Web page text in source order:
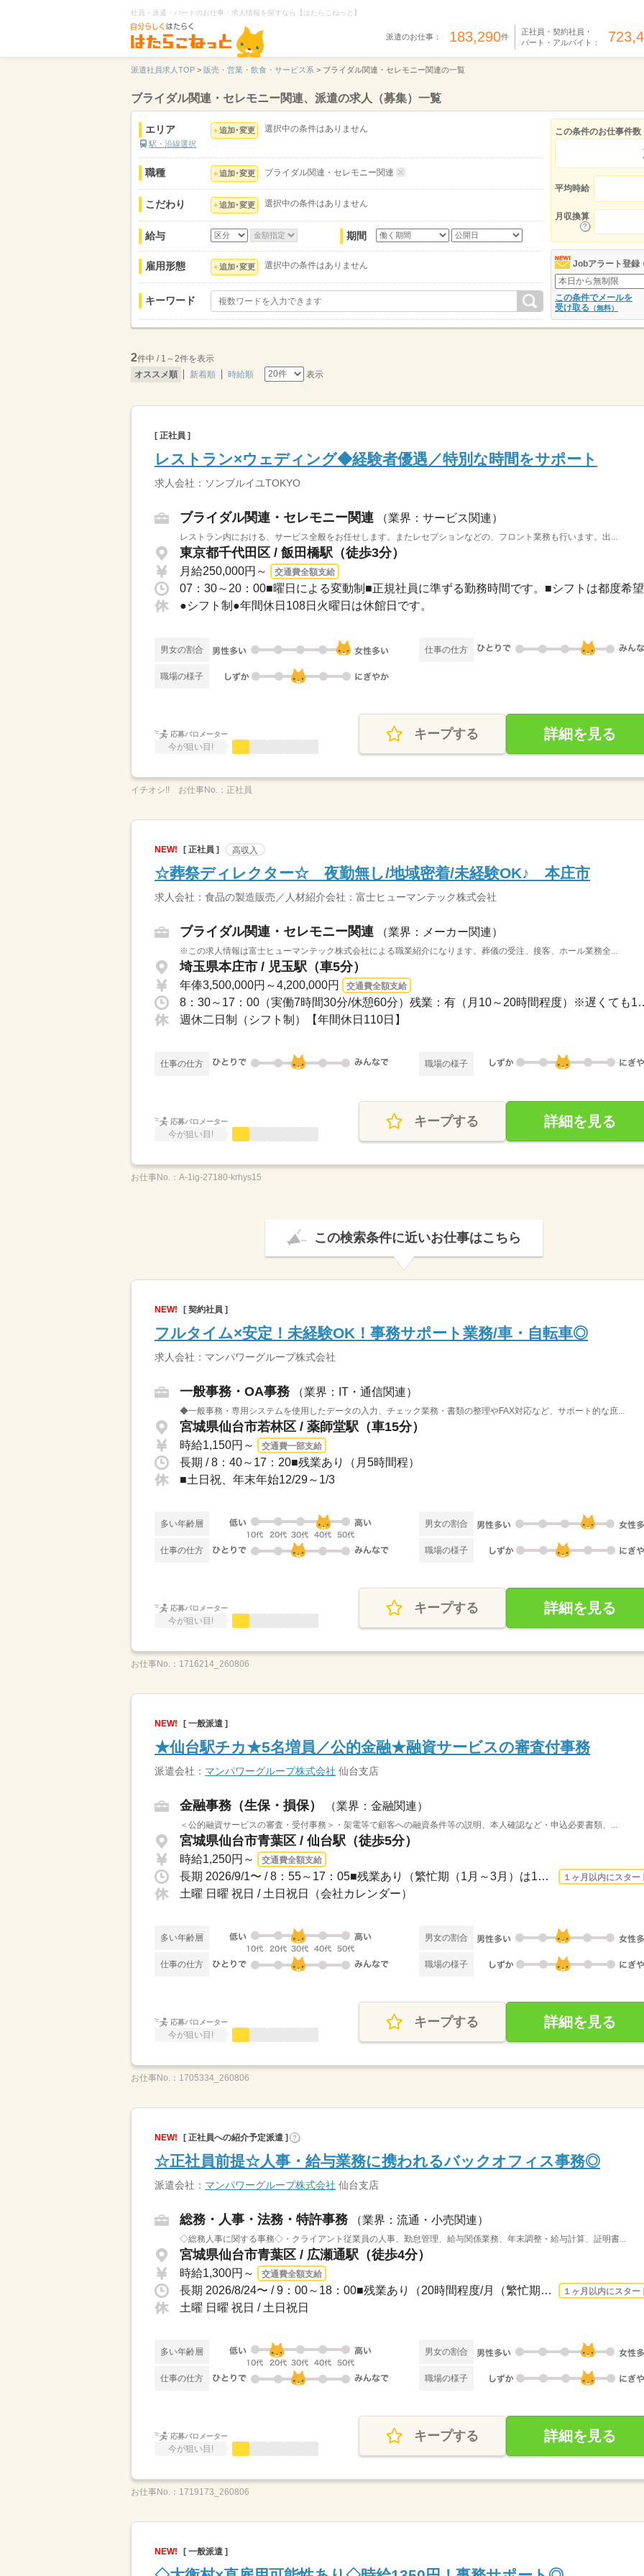
社員・派遣・パートのお仕事・求人情報を探すなら【はたらこねっと】
派遣のお仕事： 183,290件
正社員・契約社員・
パート・アルバイト：
派遣社員求人TOP > 販売・営業・飲食・サービス系 > ブライダル関連・セレモニー関連の一覧
ブライダル関連・セレモニー関連、派遣の求人（募集）一覧
エリア
駅・沿線選択
追加･変更 選択中の条件はありません
職種 追加･変更 ブライダル関連・セレモニー関連
こだわり 追加･変更 選択中の条件はありません
給与 期間
雇用形態 追加･変更 選択中の条件はありません
キーワード
この条件のお仕事件数
平均時給
月収換算
Jobアラート登録
この条件でメールを
受け取る （無料）
2件中 / 1～2件を表示
オススメ順
新着順 時給順 表示
[ 正社員 ]
レストラン×ウェディング◆経験者優遇／特別な時間をサポート
求人会社：ソンブルイユTOKYO
ブライダル関連・セレモニー関連 （業界：サービス関連）
レストラン内における、サービス全般をお任せします。またレセプションなどの、フロント業務も行います。出...
東京都千代田区 / 飯田橋駅（徒歩3分）
月給250,000円～ 交通費全額支給
07：30～20：00■曜日による変動制■正規社員に準ずる勤務時間です。■シフトは都度希
●シフト制●年間休日108日火曜日は休館日です。
男女の割合 仕事の仕方
職場の様子
応募バロメーター
今が狙い目!
キープする 詳細を見る
イチオシ!! お仕事No.： 正社員
NEW! [ 正社員 ] 高収入
☆葬祭ディレクター☆ 夜勤無し/地域密着/未経験OK♪ 本庄市
求人会社：食品の製造販売／人材紹介会社：富士ヒューマンテック株式会社
ブライダル関連・セレモニー関連 （業界：メーカー関連）
※この求人情報は富士ヒューマンテック株式会社による職業紹介になります。葬儀の受注、接客、ホール業務全...
埼玉県本庄市 / 児玉駅（車5分）
年俸3,500,000円～4,200,000円 交通費全額支給
8：30～17：00（実働7時間
週休二日制（シフト制）【年間休日110日】
仕事の仕方 職場の様子
応募バロメーター
今が狙い目!
キープする 詳細を見る
お仕事No.： A-1ig-27180-krhys15
この検索条件に近いお仕事はこちら
NEW! [ 契約社員 ]
フルタイム×安定！未経験OK！事務サポート業務/車・自転車◎
求人会社：マンパワーグループ株式会社
一般事務・OA事務 （業界：IT・通信関連）
◆一般事務・専用システムを使用したデータの入力、チェック業務・書類の整理やFAX対応など、サポート的な庶...
宮城県仙台市若林区 / 薬師堂駅（車15分）
時給1,150円～ 交通費一部支給
長期 / 8：40～17：20■残業あり（月5時間程）
■土日祝、年末年始12/29～1/3
多い年齢層 男女の割合
仕事の仕方 職場の様子
応募バロメーター
今が狙い目!
キープする 詳細を見る
お仕事No.： 1716214_260806
NEW! [ 一般派遣 ]
★仙台駅チカ★5名増員／公的金融★融資サービスの審査付事務
派遣会社： マンパワーグループ株式会社 仙台支店
金融事務（生保・損保） （業界：金融関連）
＜公的融資サービスの審査・受付事務＞・架電等で顧客への融資条件等の説明、本人確認など・申込必要書類、...
宮城県仙台市青葉区 / 仙台駅（徒歩5分）
時給1,250円～ 交通費全額支給
長期 2026/9/1〜 / 8：55～17：05■残業あり（繁忙期（1月～3月）は1時間/日程度。水曜... １ヶ月以内にスター
土曜 日曜 祝日 / 土日祝日（会社カレンダー）
多い年齢層 男女の割合
仕事の仕方 職場の様子
応募バロメーター
今が狙い目!
キープする 詳細を見る
お仕事No.： 1705334_260806
NEW! [ 正社員への紹介予定派遣 ] ?
☆正社員前提☆人事・給与業務に携われるバックオフィス事務◎
派遣会社： マンパワーグループ株式会社 仙台支店
総務・人事・法務・特許事務 （業界：流通・小売関連）
◇総務人事に関する事務◇・クライアント従業員の人事、勤怠管理、給与関係業務、年末調整・給与計算、証明書...
宮城県仙台市青葉区 / 広瀬通駅（徒歩4分）
時給1,300円～ 交通費全額支給
長期 2026/8/24〜 / 9：00～18：00■残業あり（20時間程度/月（繁忙期は30～40時間程度... １ヶ月以内にスター
土曜 日曜 祝日 / 土日祝日
多い年齢層 男女の割合
仕事の仕方 職場の様子
応募バロメーター
今が狙い目!
キープする 詳細を見る
お仕事No.： 1719173_260806
NEW! [ 一般派遣 ]